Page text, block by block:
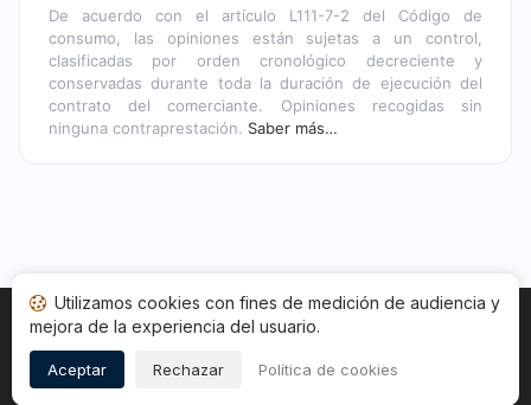
De acuerdo con el artículo L111-7-2 del Código de
consumo, las opiniones están sujetas a un control,
clasificadas por orden cronológico decreciente y
conservadas durante toda la duración de ejecución del
contrato del comerciante. Opiniones recogidas sin
ninguna contraprestación. Saber más…
Inicio Estado opiniones Categorías
Copyright © 2026
Utilizamos cookies con fines de medición de audiencia y
mejora de la experiencia del usuario.
Aceptar Rechazar Política de cookies